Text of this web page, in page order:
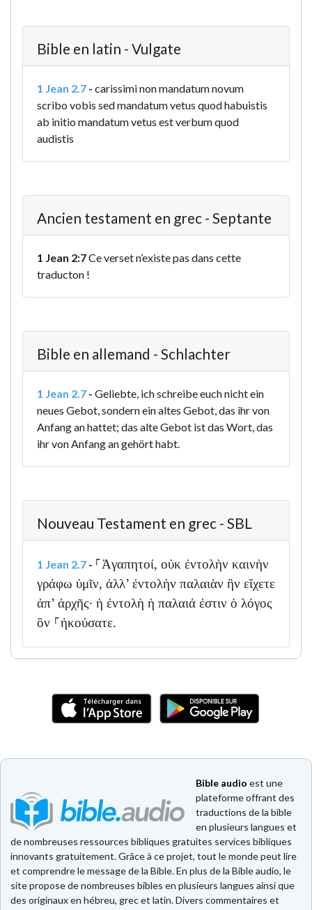
Bible en latin - Vulgate
1 Jean 2.7 - carissimi non mandatum novum
scribo vobis sed mandatum vetus quod habuistis
ab initio mandatum vetus est verbum quod
audistis
Ancien testament en grec - Septante
1 Jean 2:7Ce verset n’existe pas dans cette
traducton !
Bible en allemand - Schlachter
1 Jean 2.7 - Geliebte, ich schreibe euch nicht ein
neues Gebot, sondern ein altes Gebot, das ihr von
Anfang an hattet; das alte Gebot ist das Wort, das
ihr von Anfang an gehört habt.
Nouveau Testament en grec - SBL
1 Jean 2.7 - ⸀Ἀγαπητοί, οὐκ ἐντολὴν καινὴν
γράφω ὑμῖν, ἀλλ’ ἐντολὴν παλαιὰν ἣν εἴχετε
ἀπ’ ἀρχῆς· ἡ ἐντολὴ ἡ παλαιά ἐστιν ὁ λόγος
ὃν ⸀ἠκούσατε.
Bible audio est une
plateforme offrant des
traductions de la bible
en plusieurs langues et
de nombreuses ressources bibliques gratuites services bibliques
innovants gratuitement. Grâce à ce projet, tout le monde peut lire
et comprendre le message de la Bible. En plus de la Bible audio, le
site propose de nombreuses bibles en plusieurs langues ainsi que
des originaux en hébreu, grec et latin. Divers commentaires et